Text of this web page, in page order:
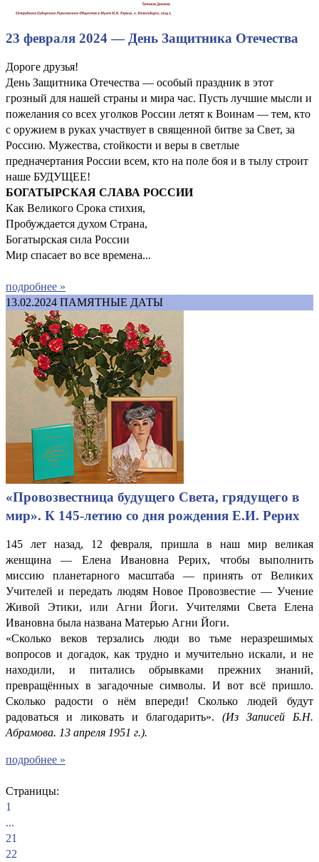
23 февраля 2024 — День Защитника Отечества
Дороге друзья!
День Защитника Отечества — особый праздник в этот
грозный для нашей страны и мира час. Пусть лучшие мысли и
пожелания со всех уголков России летят к Воинам — тем, кто
с оружием в руках участвует в священной битве за Свет, за
Россию. Мужества, стойкости и веры в светлые
предначертания России всем, кто на поле боя и в тылу строит
наше БУДУЩЕЕ!
БОГАТЫРСКАЯ СЛАВА РОССИИ
Как Великого Срока стихия,
Пробуждается духом Страна,
Богатырская сила России
Мир спасает во все времена...
подробнее »
13.02.2024 ПАМЯТНЫЕ ДАТЫ
«Провозвестница будущего Света, грядущего в
мир». К 145-летию со дня рождения Е.И. Рерих
145 лет назад, 12 февраля, пришла в наш мир великая
женщина — Елена Ивановна Рерих, чтобы выполнить
миссию планетарного масштаба — принять от Великих
Учителей и передать людям Новое Провозвестие — Учение
Живой Этики, или Агни Йоги. Учителями Света Елена
Ивановна была названа Матерью Агни Йоги.
«Сколько веков терзались люди во тьме неразрешимых
вопросов и догадок, как трудно и мучительно искали, и не
находили, и питались обрывками прежних знаний,
превращённых в загадочные символы. И вот всё пришло.
Сколько радости о нём впереди! Сколько людей будут
радоваться и ликовать и благодарить». (Из Записей Б.Н.
Абрамова. 13 апреля 1951 г.).
подробнее »
Страницы:
1
...
21
22